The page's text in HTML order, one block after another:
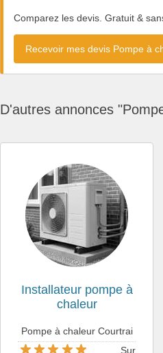
Comparez les devis. Gratuit &
Recevoir mes devis Pompe à
D'autres annonces
Installateur pompe à
chaleur
Pompe à chaleur Courtrai
Sur